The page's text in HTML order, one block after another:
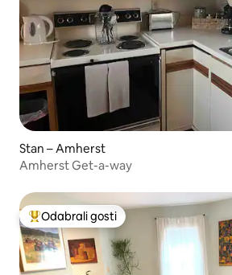
Stan – Amherst
Amherst Get-a-way
Među najviše rangiranima s oznakom
Odabrali gosti